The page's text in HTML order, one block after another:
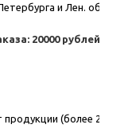
и Лен.
20000 рублей.
(более 20000